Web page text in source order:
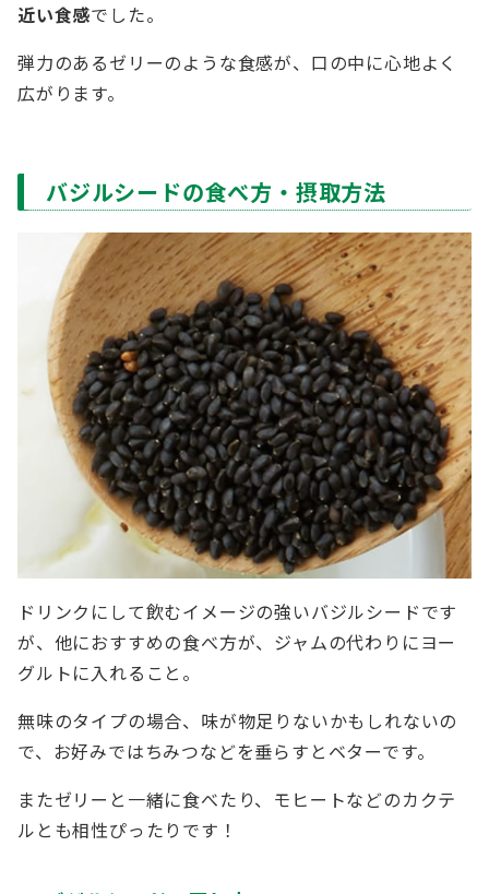
近い食感でした。
弾力のあるゼリーのような食感が、口の中に心地よく
広がります。
バジルシードの食べ方・摂取方法
ドリンクにして飲むイメージの強いバジルシードです
が、他におすすめの食べ方が、ジャムの代わりにヨー
グルトに入れること。
無味のタイプの場合、味が物足りないかもしれないの
で、お好みではちみつなどを垂らすとベターです。
またゼリーと一緒に食べたり、モヒートなどのカクテ
ルとも相性ぴったりです！